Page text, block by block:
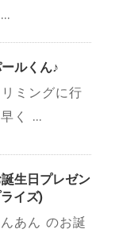
ルくん♪
ミングに行
く ...
生日プレゼン
イズ)
あん のお誕